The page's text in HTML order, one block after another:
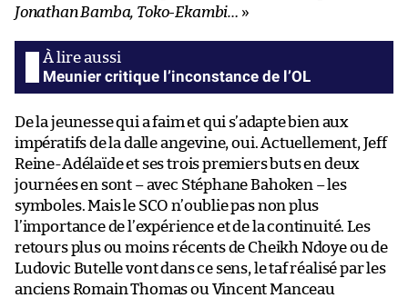
Jonathan Bamba, Toko-Ekambi… »
Meunier critique l’inconstance de l’OL
De la jeunesse qui a faim et qui s’adapte bien aux
impératifs de la dalle angevine, oui. Actuellement, Jeff
Reine-Adélaïde et ses trois premiers buts en deux
journées en sont – avec Stéphane Bahoken – les
symboles. Mais le SCO n’oublie pas non plus
l’importance de l’expérience et de la continuité. Les
retours plus ou moins récents de Cheikh Ndoye ou de
Ludovic Butelle vont dans ce sens, le taf réalisé par les
anciens Romain Thomas ou Vincent Manceau